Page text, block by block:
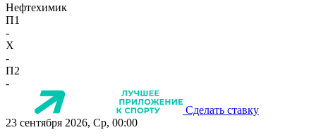
Нефтехимик
П1
-
X
-
П2
-
Сделать ставку
23 сентября 2026, Ср, 00:00